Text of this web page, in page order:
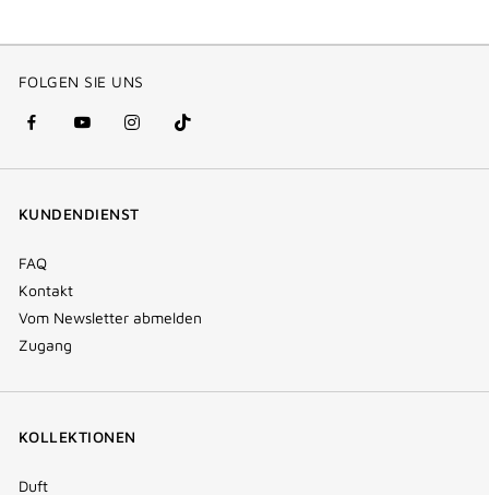
FOLGEN SIE UNS
facebook
(new
youtube
(new
instagram
(new
Tik
Tok
KUNDENDIENST
FAQ
Kontakt
Vom Newsletter abmelden
Zugang
KOLLEKTIONEN
Duft